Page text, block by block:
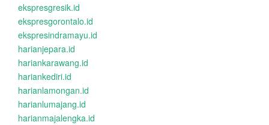
ekspresgresik.id
ekspresgorontalo.id
ekspresindramayu.id
harianjepara.id
hariankarawang.id
hariankediri.id
harianlamongan.id
harianlumajang.id
harianmajalengka.id